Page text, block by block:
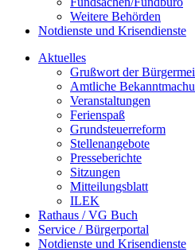
Weitere Behörden
Notdienste und Krisendienste
Aktuelles
Grußwort der
Amtliche
Veranstaltungen
Ferienspaß
Grundsteuerreform
Stellenangebote
Presseberichte
Sitzungen
Mitteilungsblatt
ILEK
Rathaus / VG Buch
Service / Bürgerportal
Notdienste und Krisendienste